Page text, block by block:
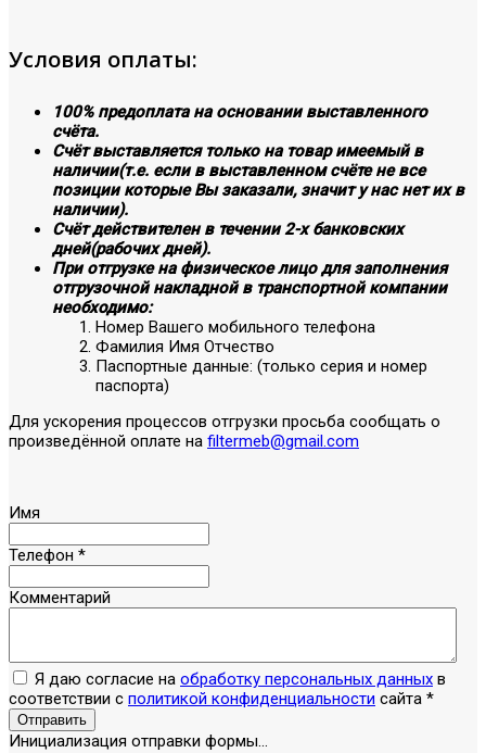
Условия оплаты:
100% предоплата на основании выставленного
счёта.
Счёт выставляется только на товар имеемый в
наличии(т.е. если в выставленном счёте не все
позиции которые Вы заказали, значит у нас нет их в
наличии).
Счёт действителен в течении 2-х банковских
дней(рабочих дней).
При отгрузке на физическое лицо для заполнения
отгрузочной накладной в транспортной компании
необходимо:
Номер Вашего мобильного телефона
Фамилия Имя Отчество
Паспортные данные: (только серия и номер
паспорта)
Для ускорения процессов отгрузки просьба сообщать о
произведённой оплате на filtermeb@gmail.com
Имя
Телефон *
Комментарий
Я даю согласие на обработку персональных данных в
соответствии с политикой конфиденциальности сайта *
Отправить
Инициализация отправки формы...